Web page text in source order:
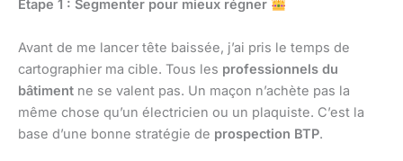
Étape 1 : Segmenter pour mieux régner
Avant de me lancer tête baissée, j’ai pris le temps de
cartographier ma cible. Tous les professionnels du
bâtiment ne se valent pas. Un maçon n’achète pas la
même chose qu’un électricien ou un plaquiste. C’est la
base d’une bonne stratégie de prospection BTP.